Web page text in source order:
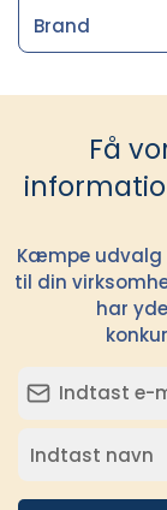
Brand
Få
Kæmpe udvalg
til din
har